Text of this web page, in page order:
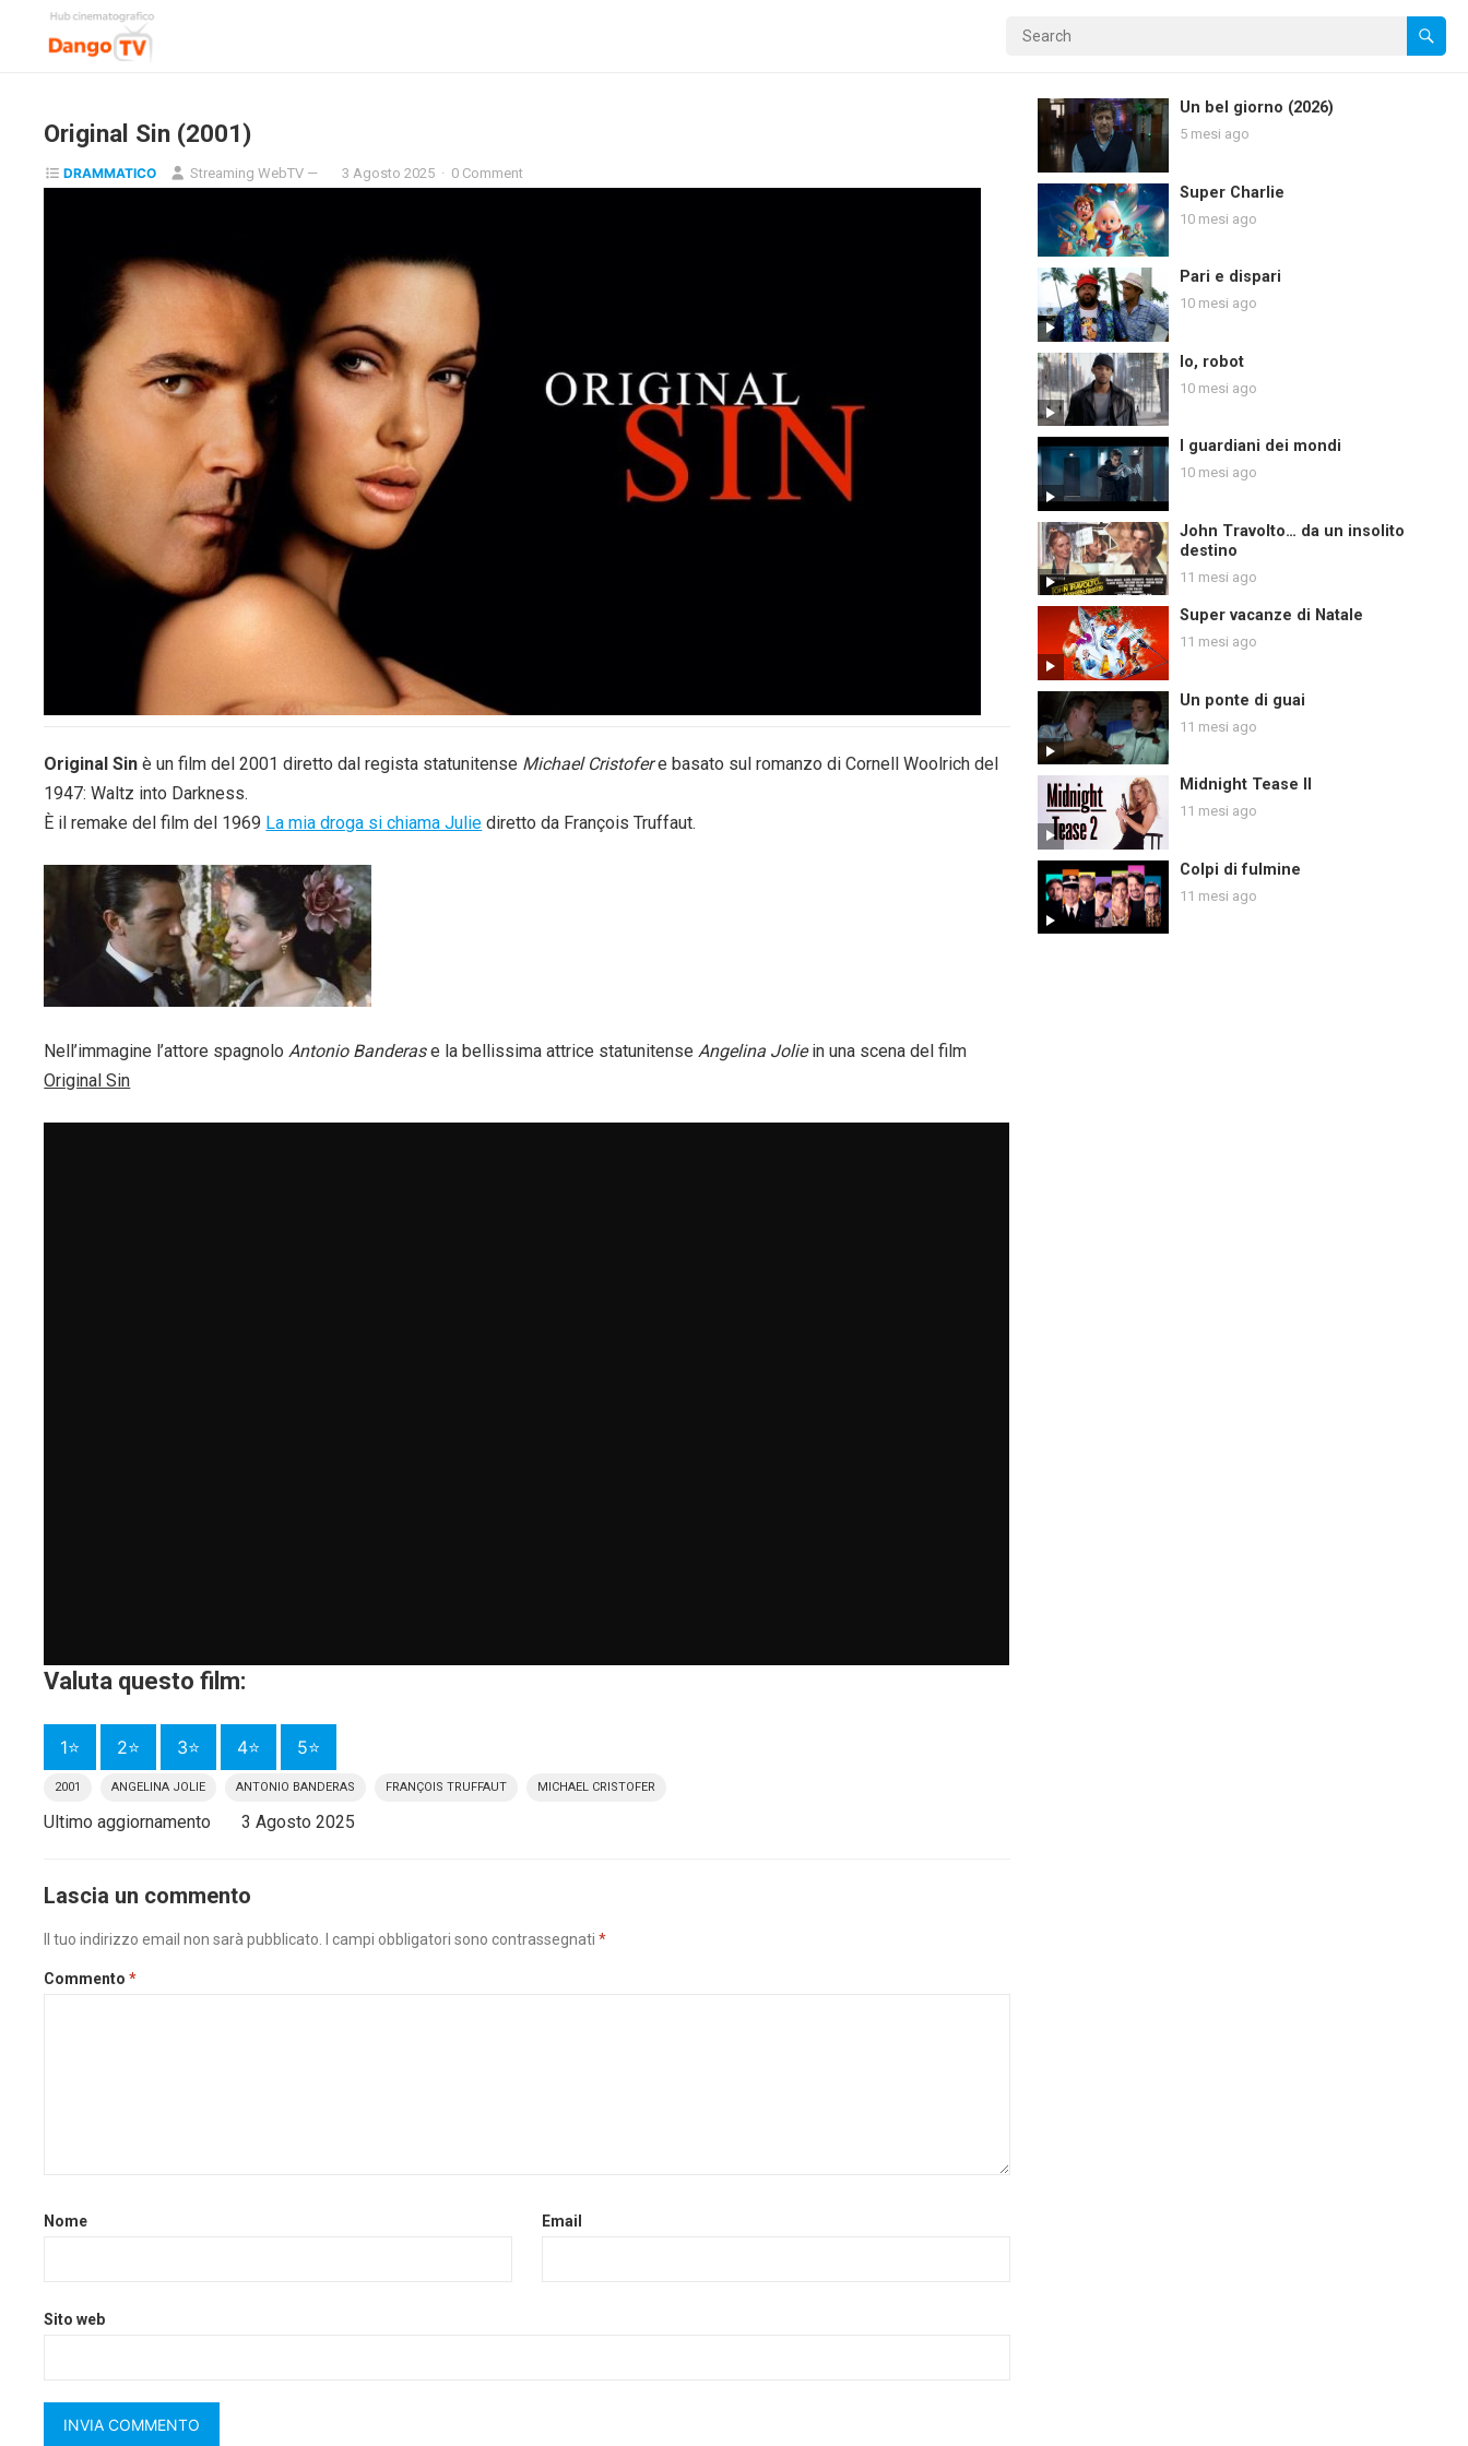
Original Sin (2001)
DRAMMATICO Streaming WebTV— 3 Agosto 2025 · 0 Comment
Original Sin è un film del 2001 diretto dal regista statunitense Michael Cristofere basato sul romanzo di Cornell Woolrich del
1947: Waltz into Darkness.
È il remake del film del 1969 La mia droga si chiama Julie diretto da François Truffaut.
Nell’immagine l’attore spagnolo Antonio Banderase la bellissima attrice statunitense Angelina Joliein una scena del film
Original Sin
Valuta questo film:
1⭐ 2⭐ 3⭐ 4⭐ 5⭐
2001 ANGELINA JOLIE ANTONIO BANDERAS FRANÇOIS TRUFFAUT MICHAEL CRISTOFER
Ultimo aggiornamento 3 Agosto 2025
Lascia un commento
Il tuo indirizzo email non sarà pubblicato. I campi obbligatori sono contrassegnati*
Commento*
Nome Email
Sito web
Un bel giorno (2026)
5 mesi ago
Super Charlie
10 mesi ago
Pari e dispari
10 mesi ago
Io, robot
10 mesi ago
I guardiani dei mondi
10 mesi ago
John Travolto… da un insolito
destino
11 mesi ago
Super vacanze di Natale
11 mesi ago
Un ponte di guai
11 mesi ago
Midnight Tease II
11 mesi ago
Colpi di fulmine
11 mesi ago